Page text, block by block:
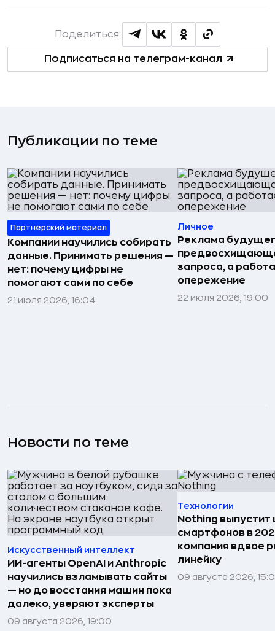
Подписаться на телеграм-канал
Поделиться:
Публикации по теме
Партнёрский материал
Компании научились собирать
данные. Принимать решения —
нет: почему цифры не
помогают сами по себе
21 июля 2026, 16:04
Личное
Реклама
запроса, а
опережение
22 июля 2026, 19:00
Новости по теме
Искусственный интеллект
ИИ-агенты OpenAI и Anthropic
научились взламывать сайты
— но до восстания машин пока
далеко, уверяют эксперты
09 августа 2026, 19:00
Технологии
Nothing выпустит
смартфонов в
компания вдвое
линейку
09 августа 2026,